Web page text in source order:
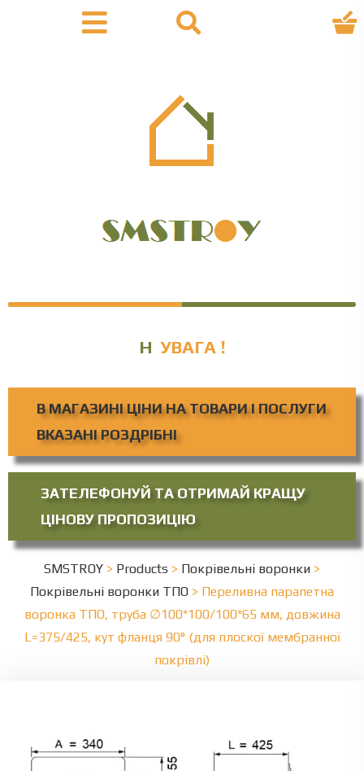
Наявність УВАГА !
В МАГАЗИНІ ЦІНИ НА ТОВАРИ І ПОСЛУГИ
ВКАЗАНІ РОЗДРІБНІ
ЗАТЕЛЕФОНУЙ ТА ОТРИМАЙ КРАЩУ
ЦІНОВУ ПРОПОЗИЦІЮ
SMSTROY > Products > Покрівельні воронки >
Покрівельні воронки ТПО > Переливна парапетна
воронка ТПО, труба ∅100*100/100*65 мм, довжина
L=375/425, кут фланця 90° (для плоскої мембранної
покрівлі)